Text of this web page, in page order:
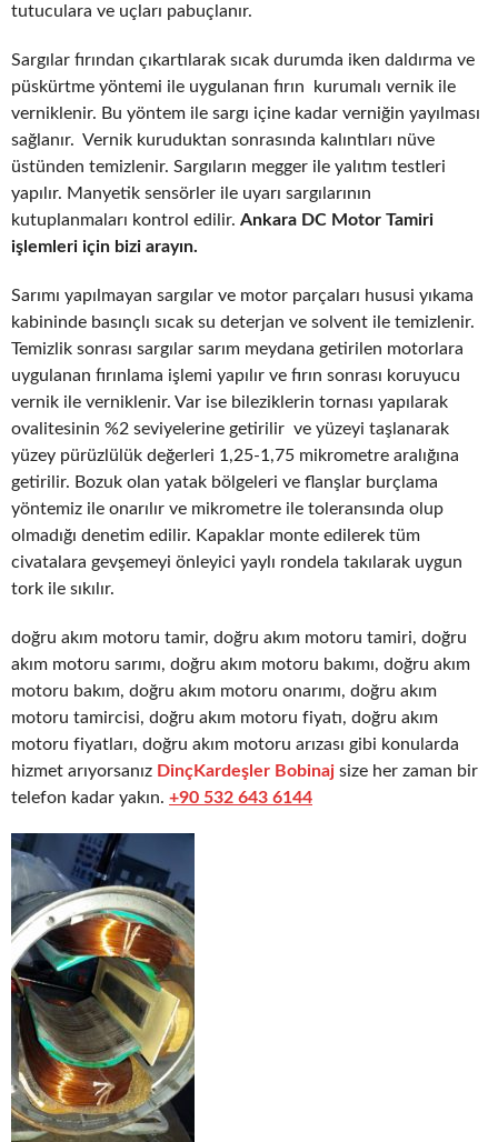
tutuculara ve uçları pabuçlanır.
Sargılar fırından çıkartılarak sıcak durumda iken daldırma ve
püskürtme yöntemi ile uygulanan fırın kurumalı vernik ile
verniklenir. Bu yöntem ile sargı içine kadar verniğin yayılması
sağlanır. Vernik kuruduktan sonrasında kalıntıları nüve
üstünden temizlenir. Sargıların megger ile yalıtım testleri
yapılır. Manyetik sensörler ile uyarı sargılarının
kutuplanmaları kontrol edilir. Ankara DC Motor Tamiri
işlemleri için bizi arayın.
Sarımı yapılmayan sargılar ve motor parçaları hususi yıkama
kabininde basınçlı sıcak su deterjan ve solvent ile temizlenir.
Temizlik sonrası sargılar sarım meydana getirilen motorlara
uygulanan fırınlama işlemi yapılır ve fırın sonrası koruyucu
vernik ile verniklenir. Var ise bileziklerin tornası yapılarak
ovalitesinin %2 seviyelerine getirilir ve yüzeyi taşlanarak
yüzey pürüzlülük değerleri 1,25-1,75 mikrometre aralığına
getirilir. Bozuk olan yatak bölgeleri ve flanşlar burçlama
yöntemiz ile onarılır ve mikrometre ile toleransında olup
olmadığı denetim edilir. Kapaklar monte edilerek tüm
civatalara gevşemeyi önleyici yaylı rondela takılarak uygun
tork ile sıkılır.
doğru akım motoru tamir, doğru akım motoru tamiri, doğru
akım motoru sarımı, doğru akım motoru bakımı, doğru akım
motoru bakım, doğru akım motoru onarımı, doğru akım
motoru tamircisi, doğru akım motoru fiyatı, doğru akım
motoru fiyatları, doğru akım motoru arızası gibi konularda
hizmet arıyorsanız DinçKardeşler Bobinaj size her zaman bir
telefon kadar yakın. +90 532 643 6144